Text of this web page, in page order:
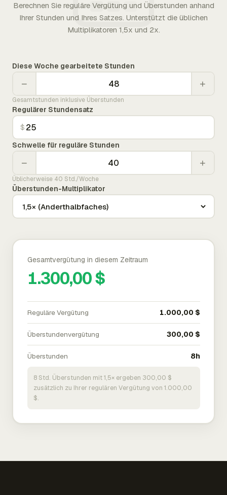
Berechnen Sie reguläre Vergütung und Überstunden anhand
Ihrer Stunden und Ihres Satzes. Unterstützt die üblichen
Multiplikatoren 1,5x und 2x.
Diese Woche gearbeitete Stunden
− +
Gesamtstunden inklusive Überstunden
Regulärer Stundensatz
$
Schwelle für reguläre Stunden
− +
Üblicherweise 40 Std./Woche
Überstunden-Multiplikator
Gesamtvergütung in diesem Zeitraum
1.300,00 $
Reguläre Vergütung 1.000,00 $
Überstundenvergütung 300,00 $
Überstunden 8h
8 Std. Überstunden mit 1,5× ergeben 300,00 $
zusätzlich zu Ihrer regulären Vergütung von 1.000,00
$.